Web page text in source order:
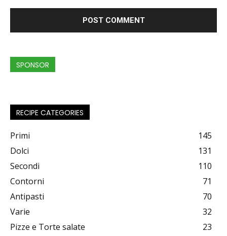
SPONSOR
RECIPE CATEGORIES
Primi
145
Dolci
131
Secondi
110
Contorni
71
Antipasti
70
Varie
32
Pizze e Torte salate
23